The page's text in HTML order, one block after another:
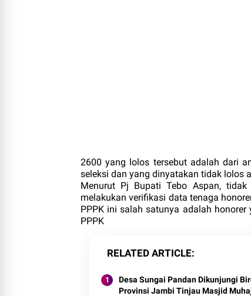
2600 yang lolos tersebut adalah dari
seleksi dan yang dinyatakan tidak lolos
Menurut Pj Bupati Tebo Aspan,
melakukan verifikasi data tenaga
PPPK ini salah satunya adalah
PPPK
RELATED ARTICLE
Desa Sungai Pandan Dikunjungi
Provinsi Jambi Tinjau Masjid